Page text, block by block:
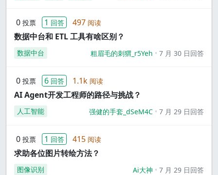
0 投票 1 回答 497 阅读
数据中台和 ETL 工具有啥区别？
数据中台 粗眉毛的刺猬_r5Yeh 7 月 30 日回答
0 投票 6 回答 1.1k 阅读
AI Agent开发工程师的路径与挑战？
人工智能 强健的手套_dSeM4C 7 月 29 日回答
0 投票 1 回答 415 阅读
求助各位图片转绘方法？
图像识别 Ai大神 7 月 29 日回答